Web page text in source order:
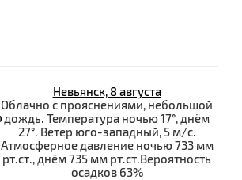
Невьянск, 8 августа
Облачно с прояснениями, небольшой
дождь. Температура ночью 17°, днём
27°. Ветер юго-западный, 5 м/с.
Атмосферное давление ночью 733 мм
рт.ст., днём 735 мм рт.ст.Вероятность
осадков 63%